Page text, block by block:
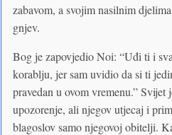
zabavom, a svojim nasilnim
gnjev.
Bog je zapovjedio Noi: “Uđi ti i
korablju, jer sam uvidio da si ti
pravedan u ovom vremenu.” Svijet
upozorenje, ali njegov utjecaj i
blagoslov samo njegovoj obitelji.